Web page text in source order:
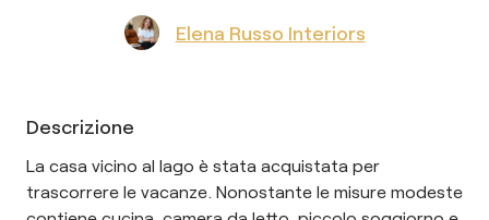
Elena Russo Interiors
Descrizione
La casa vicino al lago è stata acquistata per
trascorrere le vacanze. Nonostante le misure modeste